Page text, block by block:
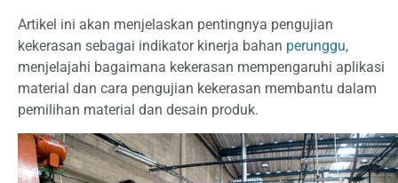
Artikel ini akan menjelaskan pentingnya pengujian
kekerasan sebagai indikator kinerja bahan perunggu,
menjelajahi bagaimana kekerasan mempengaruhi aplikasi
material dan cara pengujian kekerasan membantu dalam
pemilihan material dan desain produk.